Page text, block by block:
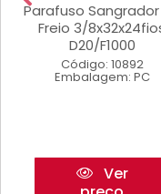
Parafuso
Freio 3/
D20/F1000
Código: 10892
Embalagem: PC
Ver